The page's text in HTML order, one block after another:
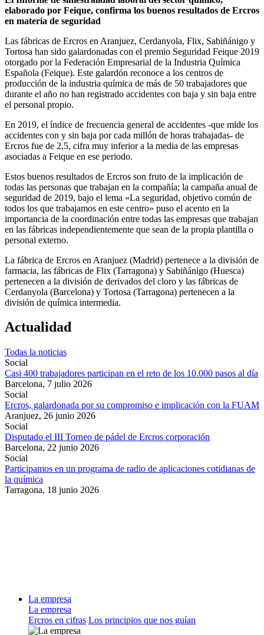
elaborado por Feique, confirma los buenos resultados de Ercros
en materia de seguridad
Las fábricas de Ercros en Aranjuez, Cerdanyola, Flix, Sabiñánigo y
Tortosa han sido galardonadas con el premio Seguridad Feique 2019
otorgado por la Federación Empresarial de la Industria Química
Española (Feique). Este galardón reconoce a los centros de
producción de la industria química de más de 50 trabajadores que
durante el año no han registrado accidentes con baja y sin baja entre
el personal propio.
En 2019, el índice de frecuencia general de accidentes -que mide los
accidentes con y sin baja por cada millón de horas trabajadas- de
Ercros fue de 2,5, cifra muy inferior a la media de las empresas
asociadas a Feique en ese periodo.
Estos buenos resultados de Ercros son fruto de la implicación de
todas las personas que trabajan en la compañía; la campaña anual de
seguridad de 2019, bajo el lema «La seguridad, objetivo común de
todos los que trabajamos en este centro» puso el acento en la
importancia de la coordinación entre todas las empresas que trabajan
en las fábricas independientemente que sean de la propia plantilla o
personal externo.
La fábrica de Ercros en Aranjuez (Madrid) pertenece a la división de
farmacia, las fábricas de Flix (Tarragona) y Sabiñánigo (Huesca)
pertenecen a la división de derivados del cloro y las fábricas de
Cerdanyola (Barcelona) y Tortosa (Tarragona) pertenecen a la
división de química intermedia.
Actualidad
Todas la noticias
Social
Casi 400 trabajadores participan en el reto de los 10.000 pasos al día
Barcelona, 7 julio 2026
Social
Ercros, galardonada por su compromiso e implicación con la FUAM
Aranjuez, 26 junio 2026
Social
Disputado el III Torneo de pádel de Ercros corporación
Barcelona, 22 junio 2026
Social
Participamos en un programa de radio de aplicaciones cotidianas de
la química
Tarragona, 18 junio 2026
La empresa
La empresa
Ercros en cifras Los principios que nos guían